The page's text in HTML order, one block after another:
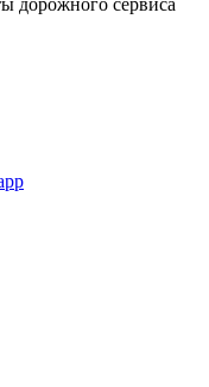
дорожного сервиса